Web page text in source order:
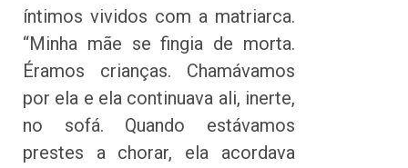
íntimos vividos com a matriarca.
“Minha mãe se fingia de morta.
Éramos crianças. Chamávamos
por ela e ela continuava ali, inerte,
no sofá. Quando estávamos
prestes a chorar, ela acordava